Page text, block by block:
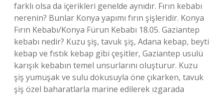
farklı olsa da içerikleri genelde aynıdır. Fırın kebabı
nerenin? Bunlar Konya yapımı fırın şişleridir. Konya
Fırın Kebabı/Konya Fürun Kebabı 18.05. Gaziantep
kebabı nedir? Kuzu şiş, tavuk şiş, Adana kebap, beyti
kebap ve fıstık kebap gibi çeşitler, Gaziantep usulü
karışık kebabın temel unsurlarını oluşturur. Kuzu
şiş yumuşak ve sulu dokusuyla öne çıkarken, tavuk
şiş özel baharatlarla marine edilerek ızgarada